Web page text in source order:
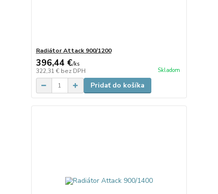
Radiátor Attack 900/1200
396,44 €/ks
322,31 € bez DPH Skladom
Pridať do košíka